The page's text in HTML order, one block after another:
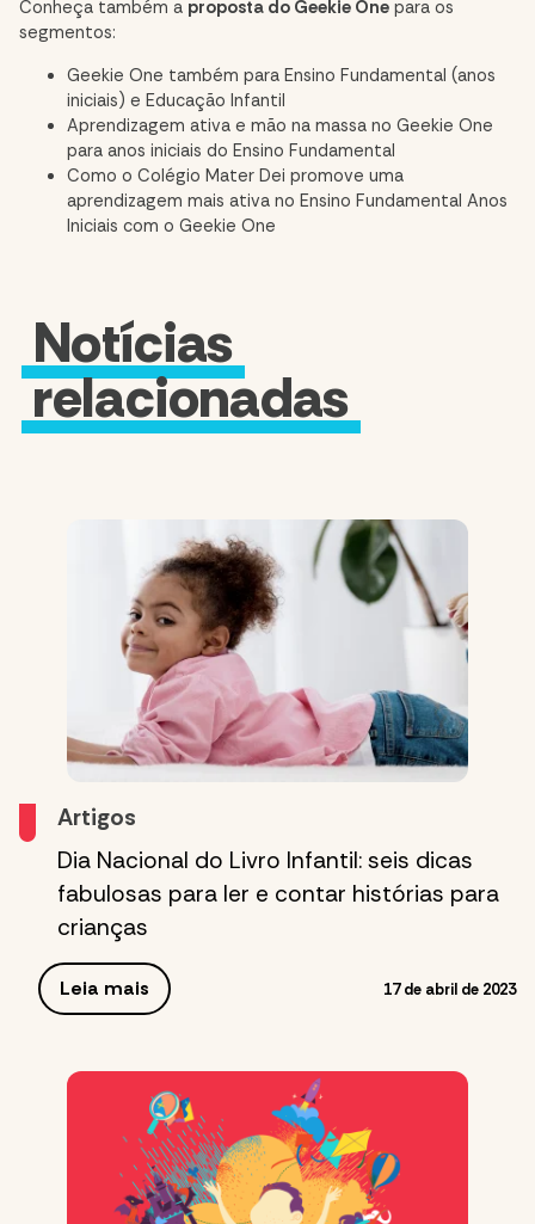
Conheça também a proposta do Geekie One para os
segmentos:
Geekie One também para Ensino Fundamental (anos
iniciais) e Educação Infantil
Aprendizagem ativa e mão na massa no Geekie One
para anos iniciais do Ensino Fundamental
Como o Colégio Mater Dei promove uma
aprendizagem mais ativa no Ensino Fundamental Anos
Iniciais com o Geekie One
Notícias
relacionadas
Artigos
Dia Nacional do Livro Infantil: seis dicas
fabulosas para ler e contar histórias para
crianças
Leia mais 17 de abril de 2023